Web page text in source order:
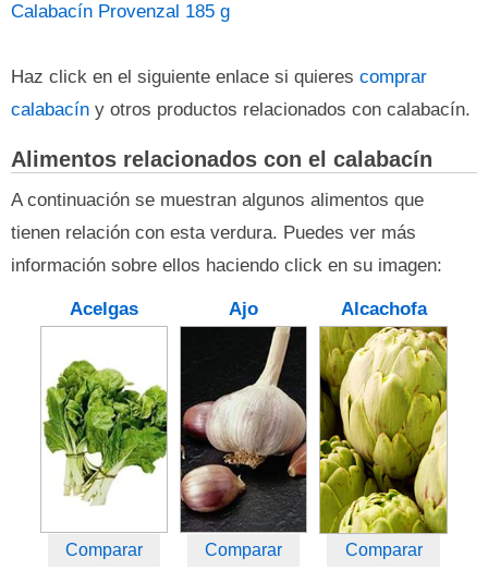
Calabacín Provenzal 185 g
Haz click en el siguiente enlace si quieres comprar
calabacín y otros productos relacionados con calabacín.
Alimentos relacionados con el calabacín
A continuación se muestran algunos alimentos que
tienen relación con esta verdura. Puedes ver más
información sobre ellos haciendo click en su imagen:
Acelgas Ajo Alcachofa
Comparar Comparar Comparar